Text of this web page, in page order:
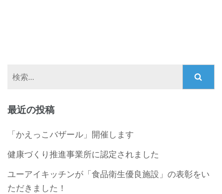
最近の投稿
「かえっこバザール」開催します
健康づくり推進事業所に認定されました
ユーアイキッチンが「食品衛生優良施設」の表彰をい
ただきました！